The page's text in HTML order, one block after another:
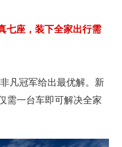
七座，装下全家出行需
凡冠军给出最优解。新
需一台车即可解决全家